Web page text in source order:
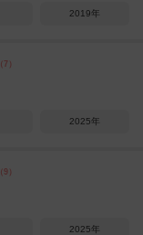
2019年
2025年
2025年